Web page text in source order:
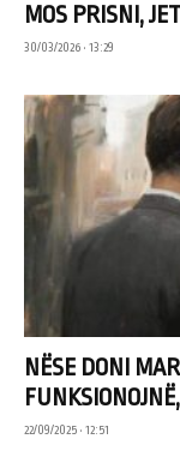
MOS PRISNI,
30/03/2026 • 13:29
NËSE DONI
22/09/2025 • 12:51